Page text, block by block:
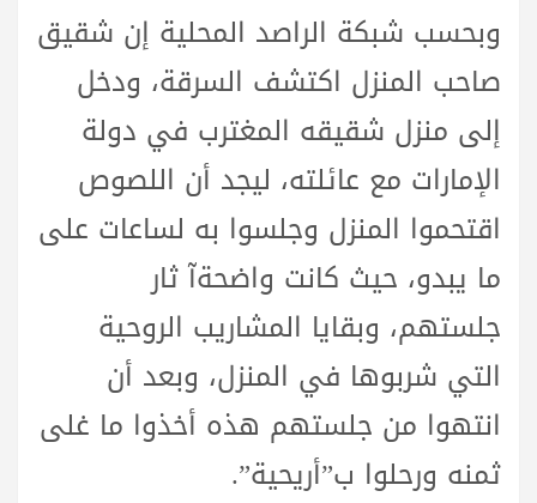
وبحسب شبكة الراصد المحلية إن شقيق
صاحب المنزل اكتشف السرقة، ودخل
إلى منزل شقيقه المغترب في دولة
الإمارات مع عائلته، ليجد أن اللصوص
اقتحموا المنزل وجلسوا به لساعات على
ما يبدو، حيث كانت واضحةآ ثار
جلستهم، وبقايا المشاريب الروحية
التي شربوها في المنزل، وبعد أن
انتهوا من جلستهم هذه أخذوا ما غلى
ثمنه ورحلوا ب”أريحية”.